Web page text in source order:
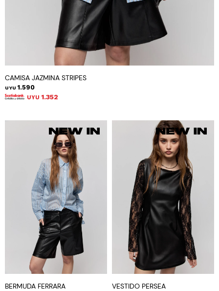
CAMISA JAZMINA STRIPES
UYU 1.590
UYU 1.352
BERMUDA FERRARA VESTIDO PERSEA